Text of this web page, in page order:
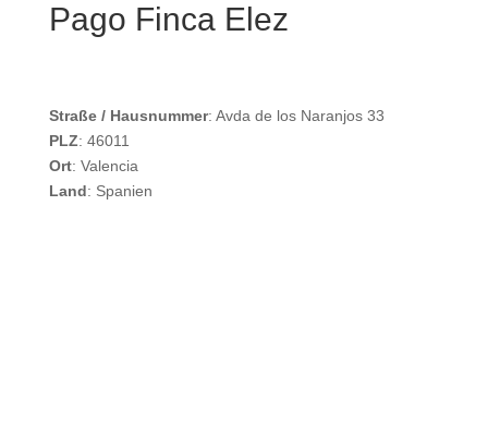
Pago Finca Elez
Straße / Hausnummer: Avda de los Naranjos 33
PLZ: 46011
Ort: Valencia
Land: Spanien